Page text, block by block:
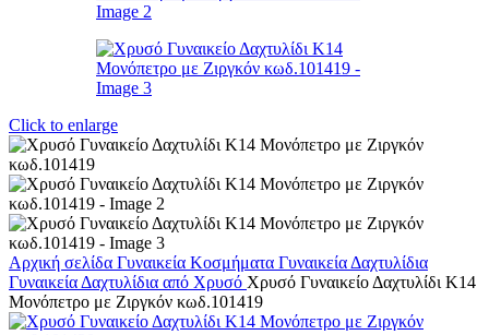
Click to enlarge
Αρχική σελίδα Γυναικεία Κοσμήματα Γυναικεία Δαχτυλίδια
Γυναικεία Δαχτυλίδια από Χρυσό Χρυσό Γυναικείο Δαχτυλίδι Κ14
Μονόπετρο με Ζιργκόν κωδ.101419